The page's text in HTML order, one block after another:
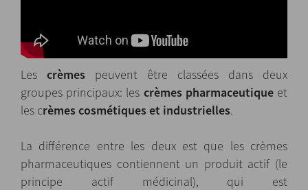
Les crèmes peuvent être classées dans deux
groupes principaux: les crèmes pharmaceutiqueet
les crèmes cosmétiques et industrielles.
La différence entre les deux est que les crèmes
pharmaceutiques contiennent un produit actif (le
principe actif médicinal), qui est